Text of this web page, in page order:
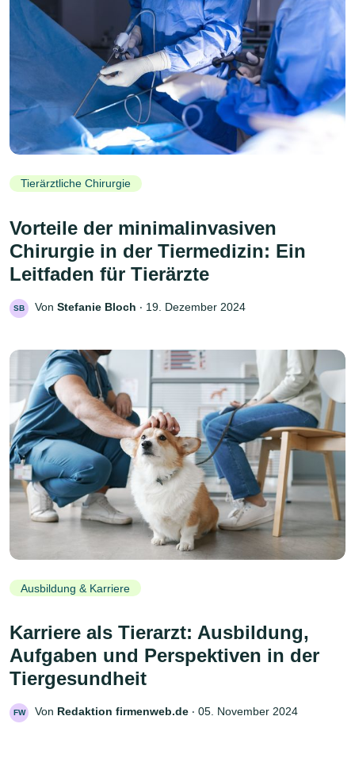
Tierärztliche Chirurgie
Vorteile der minimalinvasiven
Chirurgie in der Tiermedizin: Ein
Leitfaden für Tierärzte
SB Von Stefanie Bloch ‧ 19. Dezember 2024
Ausbildung & Karriere
Karriere als Tierarzt: Ausbildung,
Aufgaben und Perspektiven in der
Tiergesundheit
FW Von Redaktion firmenweb.de ‧ 05. November 2024